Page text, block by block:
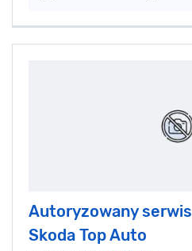
Autoryzowany serwis
Skoda Top Auto